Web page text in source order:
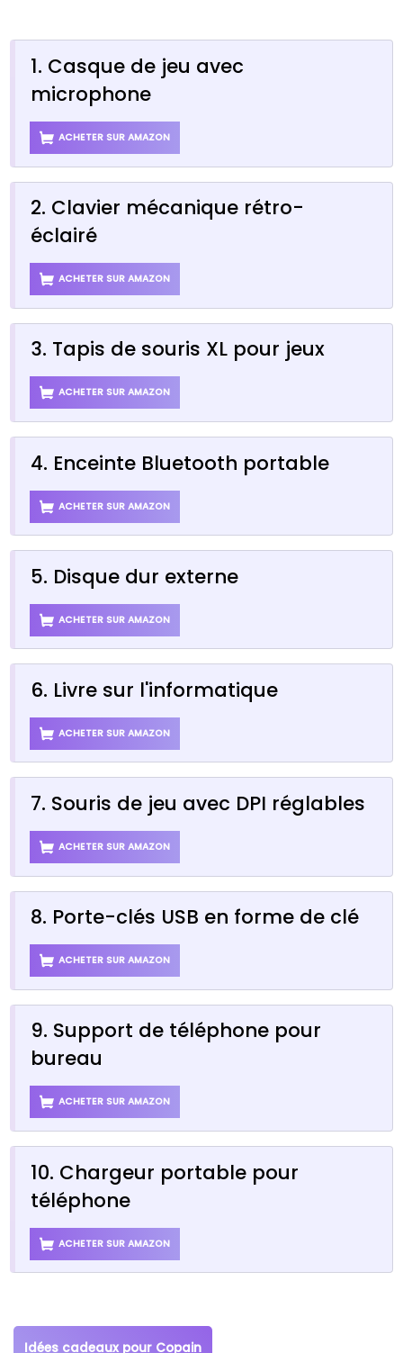
1. Casque de jeu avec
microphone
ACHETER SUR AMAZON
2. Clavier mécanique rétro-
éclairé
ACHETER SUR AMAZON
3. Tapis de souris XL pour jeux
ACHETER SUR AMAZON
4. Enceinte Bluetooth portable
ACHETER SUR AMAZON
5. Disque dur externe
ACHETER SUR AMAZON
6. Livre sur l'informatique
ACHETER SUR AMAZON
7. Souris de jeu avec DPI réglables
ACHETER SUR AMAZON
8. Porte-clés USB en forme de clé
ACHETER SUR AMAZON
9. Support de téléphone pour
bureau
ACHETER SUR AMAZON
10. Chargeur portable pour
téléphone
ACHETER SUR AMAZON
Idées cadeaux pour Copain